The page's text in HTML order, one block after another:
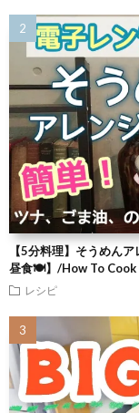
【5分料理】そうめん
昼食🍽】/How To Cook
レシピ